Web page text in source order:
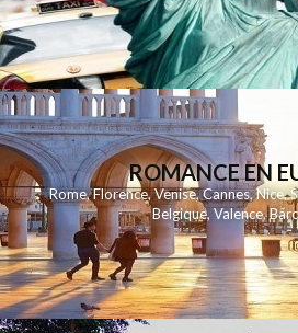
ROMANCE EN
Rome,Florence,Venise,Cannes,Nice,
Belgique,Valence,